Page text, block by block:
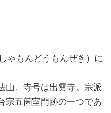
ゃもんどうもんぜき）に
山。寺号は出雲寺。宗派
宗五箇室門跡の一つであ